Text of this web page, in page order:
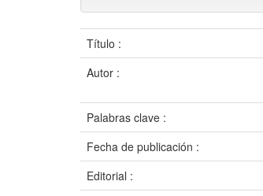
Título :
Autor :
Palabras clave :
Fecha de publicación :
Editorial :